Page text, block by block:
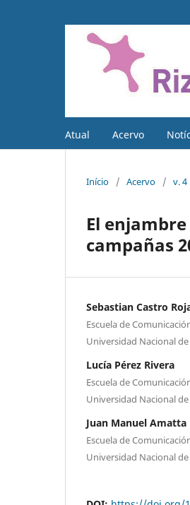
Atual Acervo
Início / Acervo / v. 4
El
campañas
Sebastian Castro
Escuela de
Universidad Nacional
Lucía Pérez Rivera
Escuela de
Universidad Nacional
Juan Manuel Amatta
Escuela de
Universidad Nacional